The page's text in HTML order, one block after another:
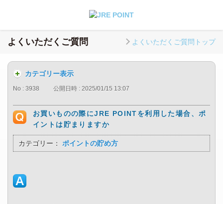
よくいただくご質問 よくいただくご質問トップ
カテゴリー表示
No : 3938 公開日時 : 2025/01/15 13:07
お買いものの際にJRE POINTを利用した場合、ポ
イントは貯まりますか
カテゴリー： ポイントの貯め方